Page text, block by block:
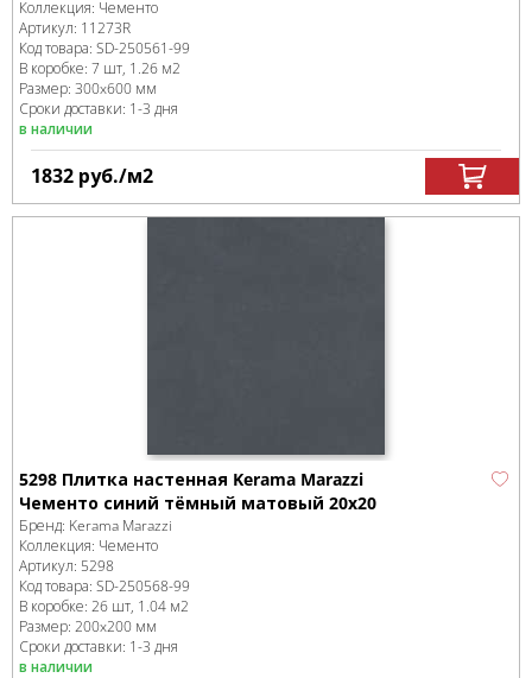
Коллекция: Чементо
Артикул: 11273R
Код товара: SD-250561-99
В коробке: 7 шт, 1.26 м2
Размер: 300x600 мм
Сроки доставки: 1-3 дня
в наличии
1832 руб./м2
5298 Плитка настенная Kerama Marazzi
Чементо синий тёмный матовый 20x20
Бренд: Kerama Marazzi
Коллекция: Чементо
Артикул: 5298
Код товара: SD-250568-99
В коробке: 26 шт, 1.04 м2
Размер: 200x200 мм
Сроки доставки: 1-3 дня
в наличии